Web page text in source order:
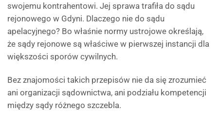
swojemu kontrahentowi. Jej sprawa trafiła do sądu
rejonowego w Gdyni. Dlaczego nie do sądu
apelacyjnego? Bo właśnie normy ustrojowe określają,
że sądy rejonowe są właściwe w pierwszej instancji dla
większości sporów cywilnych.
Bez znajomości takich przepisów nie da się zrozumieć
ani organizacji sądownictwa, ani podziału kompetencji
między sądy różnego szczebla.